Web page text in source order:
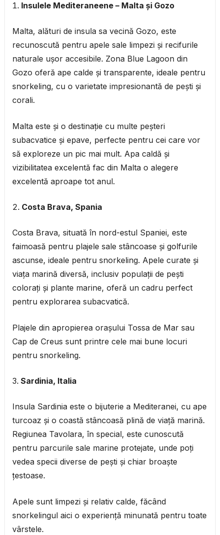
Insulele Mediteraneene – Malta și Gozo
Malta, alături de insula sa vecină Gozo, este
recunoscută pentru apele sale limpezi și recifurile
naturale ușor accesibile. Zona Blue Lagoon din
Gozo oferă ape calde și transparente, ideale pentru
snorkeling, cu o varietate impresionantă de pești și
corali.
Malta este și o destinație cu multe peșteri
subacvatice și epave, perfecte pentru cei care vor
să exploreze un pic mai mult. Apa caldă și
vizibilitatea excelentă fac din Malta o alegere
excelentă aproape tot anul.
Costa Brava, Spania
Costa Brava, situată în nord-estul Spaniei, este
faimoasă pentru plajele sale stâncoase și golfurile
ascunse, ideale pentru snorkeling. Apele curate și
viața marină diversă, inclusiv populații de pești
colorați și plante marine, oferă un cadru perfect
pentru explorarea subacvatică.
Plajele din apropierea orașului Tossa de Mar sau
Cap de Creus sunt printre cele mai bune locuri
pentru snorkeling.
Sardinia, Italia
Insula Sardinia este o bijuterie a Mediteranei, cu ape
turcoaz și o coastă stâncoasă plină de viață marină.
Regiunea Tavolara, în special, este cunoscută
pentru parcurile sale marine protejate, unde poți
vedea specii diverse de pești și chiar broaște
țestoase.
Apele sunt limpezi și relativ calde, făcând
snorkelingul aici o experiență minunată pentru toate
vârstele.